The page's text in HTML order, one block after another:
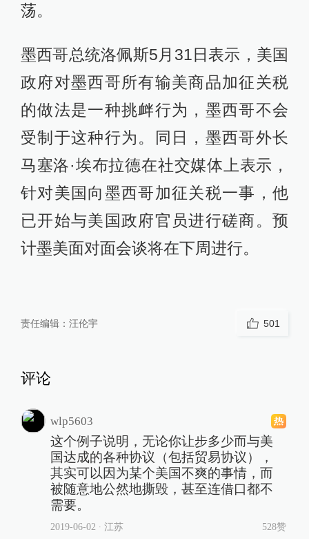
荡。
墨西哥总统洛佩斯5月31日表示，美国
政府对墨西哥所有输美商品加征关税
的做法是一种挑衅行为，墨西哥不会
受制于这种行为。同日，墨西哥外长
马塞洛·埃布拉德在社交媒体上表示，
针对美国向墨西哥加征关税一事，他
已开始与美国政府官员进行磋商。预
计墨美面对面会谈将在下周进行。
责任编辑： 汪伦宇 501
评论
wlp5603
这个例子说明，无论你让步多少而与美
国达成的各种协议（包括贸易协议），
其实可以因为某个美国不爽的事情，而
被随意地公然地撕毁，甚至连借口都不
需要。
2019-06-02 ∙ 江苏 528赞